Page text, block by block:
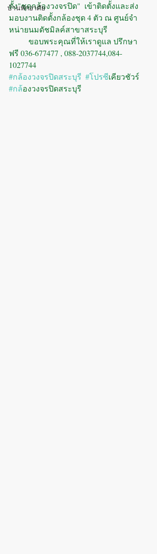
บ้านพักอาศัย
ตั้ง"ชุดกล้องวงจรปิด"  เข้าติดตั้งและส่ง
มอบงานติดตั้งกล้องชุด 4 ตัว ณ ศูนย์จำ
หน่ายนมดัชมิลค์สาขาสระบุรี
ฟรี 036-677477 , 088-2037744,084-
1027744
#กล้องวงจรปิดสระบุรี #โปรซีเคียวชัวร์
#กล้องวงจรปิดสระบุรี